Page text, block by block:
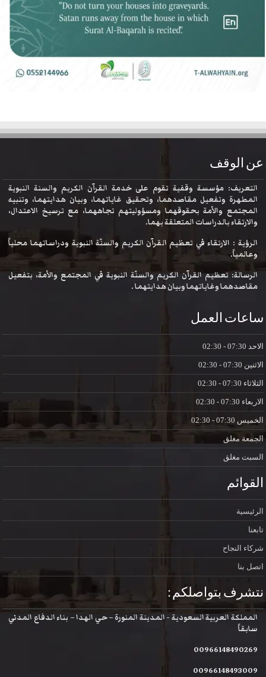
عن الوقف
التعريف: مؤسسة وقفية تقوم على خدمة القرآن الكريم والسنة النبوية
المطهرة وتفعيل مقاصدهما، وتحقيق غاياتهما، وبيان هدايتهما، وتنبيه
المجتمع والأمة بحقوقهما ومسؤوليتهم تجاههما، مع ترسيخ الاعتدال،
والارتقاء بالدراسات المتعلقة بهما.
الرؤية : الارتقاء في تعظيم القرآن الكريم والسنّة النبوية ودراساتهما محلياً
وعالمياً.
الرسالة: تعظيم القرآن الكريم والسنّة النبوية في المجتمع والأمة، بتفعيل
مقاصدهما وغاياتهما وبيان هدايتهما .
ساعات العمل
الاحد
الاثنين
الثلاثاء
الاربعاء
الخميس
الجمعة مغلق
السبت مغلق
القوائم
الرئيسية
تابعنا
شركاء النجاح
اتصل بنا
نتشرف بتواصلكم :
المملكة العربية السعودية - المدينة المنورة – حي الهدا – بناء الدفاع المدني
سابقاً
00966148490269
00966148493009